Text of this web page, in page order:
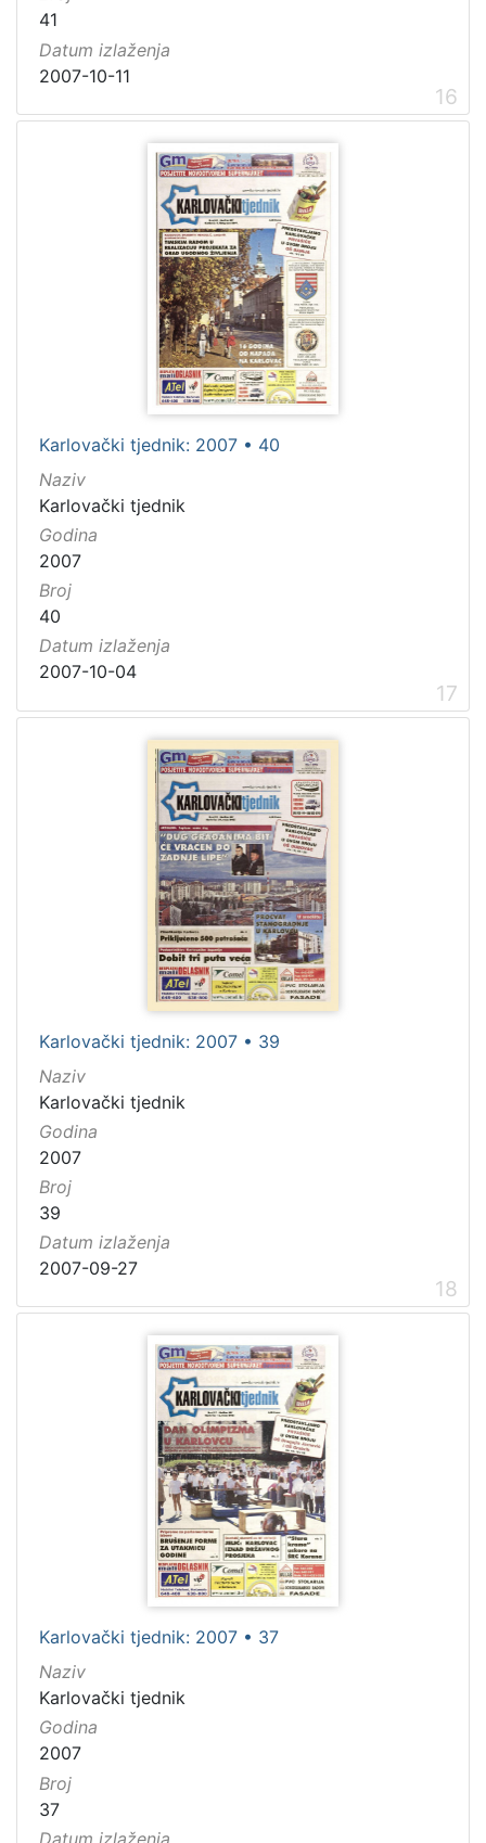
41
Datum izlaženja
2007-10-11
16
Karlovački tjednik: 2007 • 40
Naziv
Karlovački tjednik
Godina
2007
Broj
40
Datum izlaženja
2007-10-04
17
Karlovački tjednik: 2007 • 39
Naziv
Karlovački tjednik
Godina
2007
Broj
39
Datum izlaženja
2007-09-27
18
Karlovački tjednik: 2007 • 37
Naziv
Karlovački tjednik
Godina
2007
Broj
37
Datum izlaženja